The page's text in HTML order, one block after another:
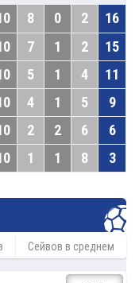
8 0 2
16
7 1 2
15
5 1 4
11
4 1 5
9
2 2 6
6
1 1 8 3
Сейвов в среднем